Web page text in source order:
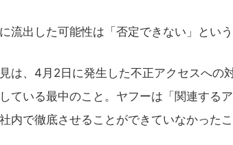
流出した可能性は「否定できない」とい
は、4月2日に発生した不正アクセスへの
ている最中のこと。ヤフーは「関連する
内で徹底させることができていなかった